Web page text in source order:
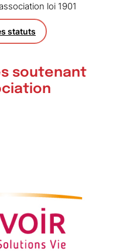
loi 1901
statuts
soutenant